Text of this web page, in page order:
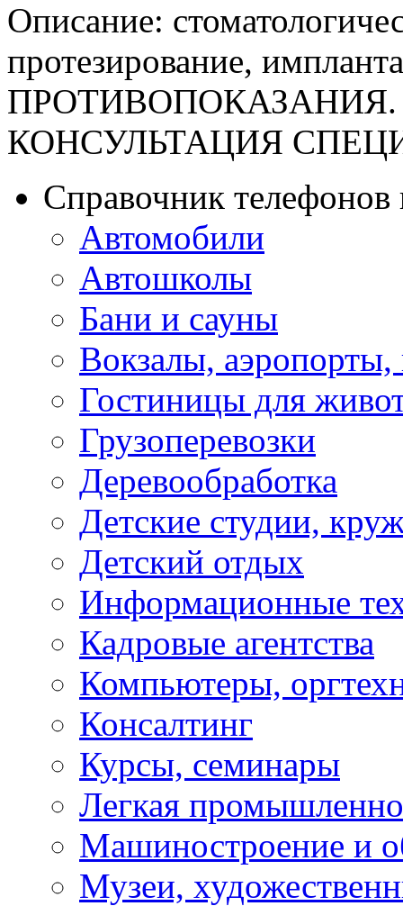
Описание:
протезирование,
КОНСУЛЬТАЦИЯ
Справочник
Автомобили
Автошколы
Бани и сауны
Вокзалы,
Гостиницы для
Грузоперевозки
Деревообработка
Детские студии,
Детский отдых
Информационные
Кадровые агентства
Компьютеры,
Консалтинг
Курсы, семинары
Легкая
Машиностроение и
Музеи,